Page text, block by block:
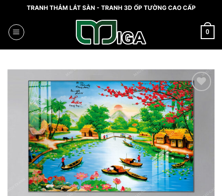
content
TRANH THẢM LÁT SÀN - TRANH 3D ỐP TƯỜNG CAO CẤP
0
Add to
wishlist